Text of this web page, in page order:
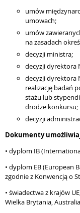
umów
umowach;
umów
na zasadach
decyzji ministra;
decyzji dyrektora
decyzji dyrektora
realizację badań
stażu lub
drodze konkursu;
decyzji
Dokumenty
• dyplom IB
• dyplom EB (European
zgodnie z Konwencją o
• świadectwa z krajów
Wielka Brytania,